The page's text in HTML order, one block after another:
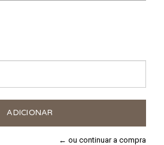
← ou continuar a compra